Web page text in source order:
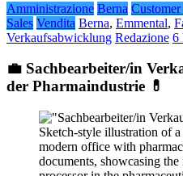
Amministrazione Berna
Sales Vendita Berna, Emmental,
Verkaufsabwicklung Redazione 6
💼 Sachbearbeiter/in
der Pharmaindustrie 💊